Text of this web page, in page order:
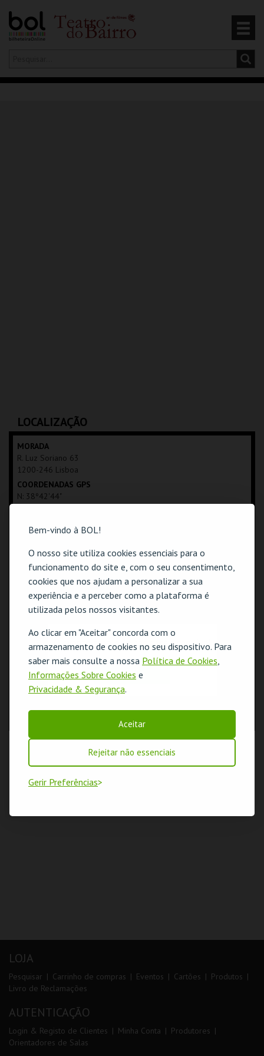
Bem-vindo à BOL!
O nosso site utiliza cookies essenciais para o
funcionamento do site e, com o seu consentimento,
cookies que nos ajudam a personalizar a sua
experiência e a perceber como a plataforma é
utilizada pelos nossos visitantes.
Ao clicar em "Aceitar" concorda com o
armazenamento de cookies no seu dispositivo. Para
saber mais consulte a nossa Política de Cookies
Informações Sobre Cookies e
Privacidade & Segurança.
Aceitar
Rejeitar não essenciais
Gerir Preferências
Olá,iniciar sessão
LOCALIZAÇÃO
MORADA
R. Luz Soriano 63
1200-246 Lisboa
COORDENADAS GPS
N: 38º42'44"
LOJA
Pesquisar Carrinho de compras Eventos Cartões
Produtos
Livro de Reclamações
AUTENTICAÇÃO
Login & Registo de Clientes Minha Conta
Produtores
Orientadores de Salas
O evento escolhido não está disponível
OK